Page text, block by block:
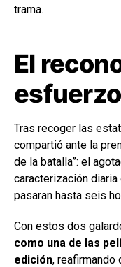
trama.
El
Tras recoger las
compartió ante la
de la batalla”: el
caracterización
pasaran hasta seis
Con estos dos
como una de las
edición, reafirmando